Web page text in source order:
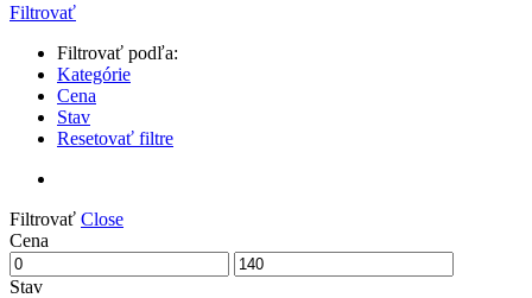
Filtrovať
Filtrovať podľa:
Kategórie
Cena
Stav
Resetovať filtre
Filtrovať Close
Cena
Stav